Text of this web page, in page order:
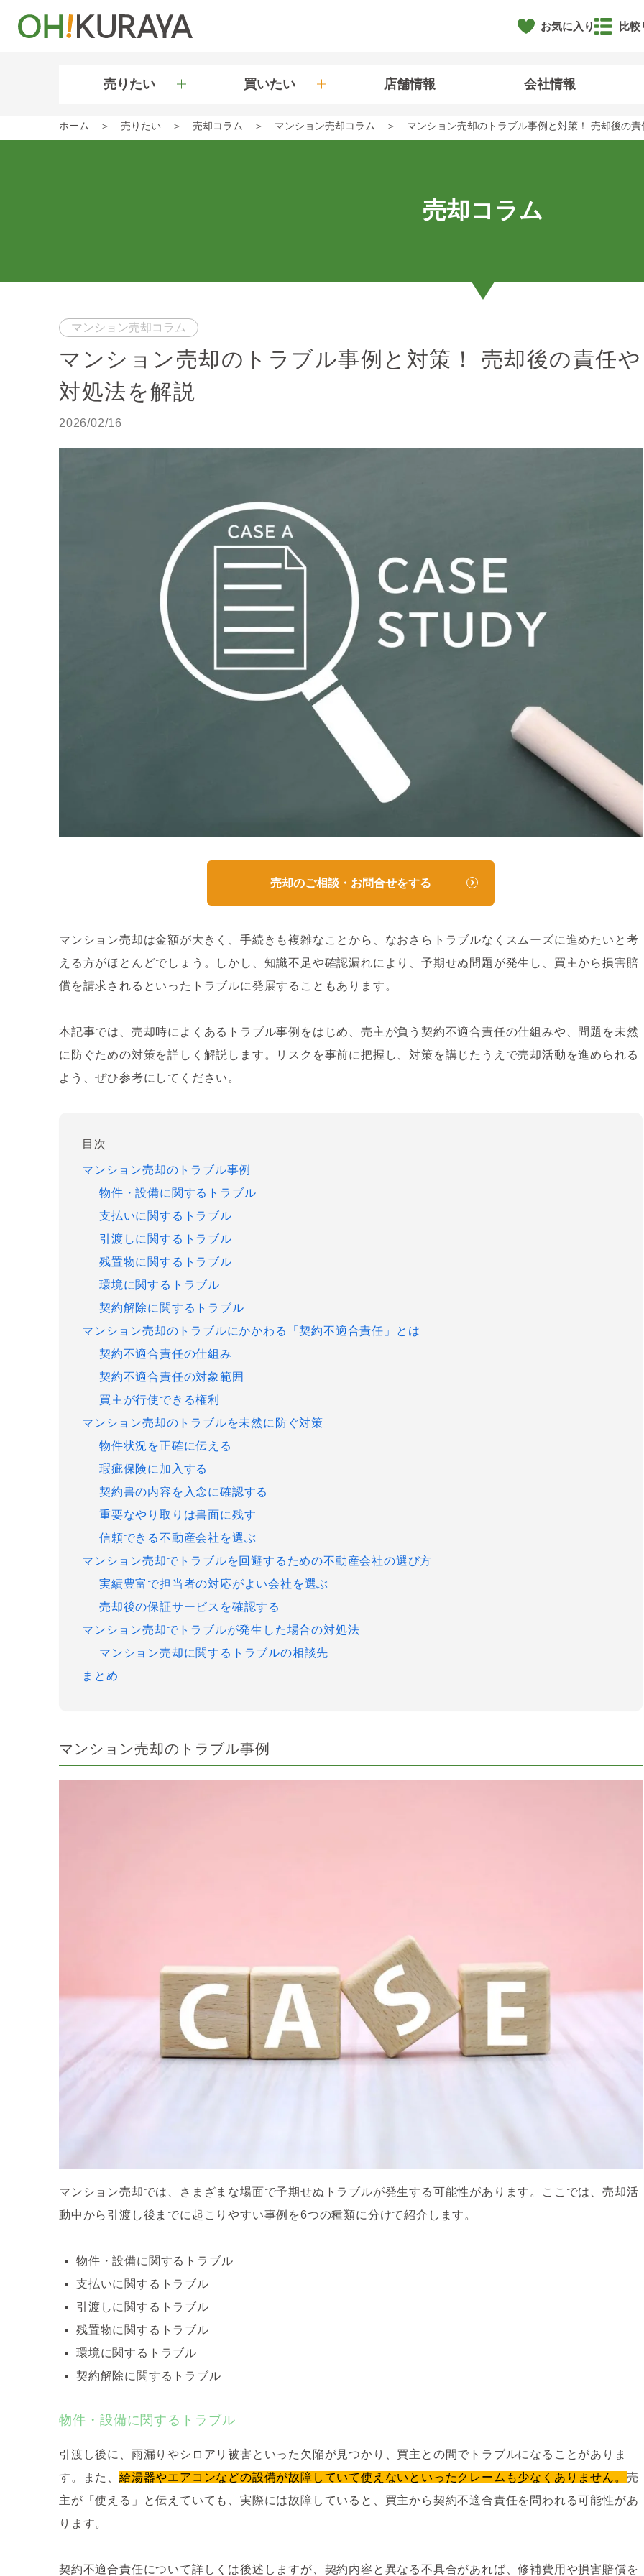
お気に入り 比較
売りたい 買いたい 店舗情報 会社情報
ホーム 売りたい 売却コラム マンション売却コラム マンション売却のトラブル事例と対策！ 売却後の責
売却コラム
マンション売却コラム
マンション売却のトラブル事例と対策！ 売却後の責任や
対処法を解説
2026/02/16
売却のご相談・お問合せをする
マンション売却は金額が大きく、手続きも複雑なことから、なおさらトラブルなくスムーズに進めたいと考
える方がほとんどでしょう。しかし、知識不足や確認漏れにより、予期せぬ問題が発生し、買主から損害賠
償を請求されるといったトラブルに発展することもあります。
本記事では、売却時によくあるトラブル事例をはじめ、売主が負う契約不適合責任の仕組みや、問題を未然
に防ぐための対策を詳しく解説します。リスクを事前に把握し、対策を講じたうえで売却活動を進められる
よう、ぜひ参考にしてください。
目次
マンション売却のトラブル事例
物件・設備に関するトラブル
支払いに関するトラブル
引渡しに関するトラブル
残置物に関するトラブル
環境に関するトラブル
契約解除に関するトラブル
マンション売却のトラブルにかかわる「契約不適合責任」とは
契約不適合責任の仕組み
契約不適合責任の対象範囲
買主が行使できる権利
マンション売却のトラブルを未然に防ぐ対策
物件状況を正確に伝える
瑕疵保険に加入する
契約書の内容を入念に確認する
重要なやり取りは書面に残す
信頼できる不動産会社を選ぶ
マンション売却でトラブルを回避するための不動産会社の選び方
実績豊富で担当者の対応がよい会社を選ぶ
売却後の保証サービスを確認する
マンション売却でトラブルが発生した場合の対処法
マンション売却に関するトラブルの相談先
まとめ
マンション売却のトラブル事例
マンション売却では、さまざまな場面で予期せぬトラブルが発生する可能性があります。ここでは、売却活
動中から引渡し後までに起こりやすい事例を6つの種類に分けて紹介します。
物件・設備に関するトラブル
支払いに関するトラブル
引渡しに関するトラブル
残置物に関するトラブル
環境に関するトラブル
契約解除に関するトラブル
物件・設備に関するトラブル
引渡し後に、雨漏りやシロアリ被害といった欠陥が見つかり、買主との間でトラブルになることがありま
す。また、 給湯器やエアコンなどの設備が故障していて使えないといったクレームも少なくありません。 売
主が「使える」と伝えていても、実際には故障していると、買主から契約不適合責任を問われる可能性があ
ります。
契約不適合責任について詳しくは後述しますが、契約内容と異なる不具合があれば、修補費用や損害賠償を